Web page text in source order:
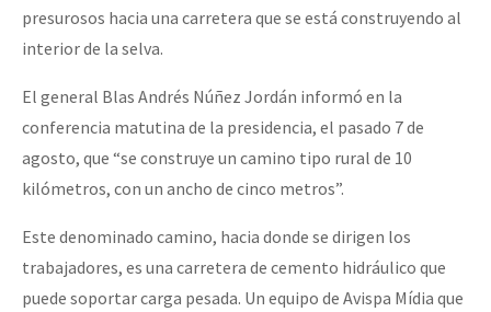
presurosos hacia una carretera que se está construyendo al
interior de la selva.
El general Blas Andrés Núñez Jordán informó en la
conferencia matutina de la presidencia, el pasado 7 de
agosto, que “se construye un camino tipo rural de 10
kilómetros, con un ancho de cinco metros”.
Este denominado camino, hacia donde se dirigen los
trabajadores, es una carretera de cemento hidráulico que
puede soportar carga pesada. Un equipo de Avispa Mídia que